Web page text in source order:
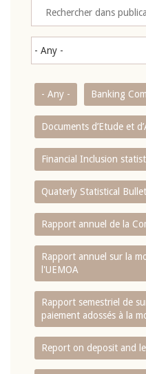
- Any - Banking
Documents d’Etude et
Financial Inclusion
Quaterly Statistical
Rapport annuel de la
Rapport annuel sur la
l'UEMOA
Rapport semestriel de
paiement adossés à la
Report on deposit and